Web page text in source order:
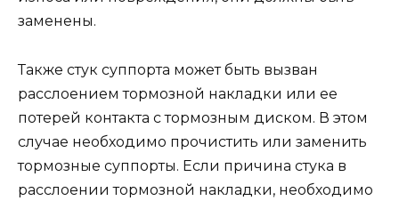
заменены.
Также стук суппорта может быть вызван
расслоением тормозной накладки или ее
потерей контакта с тормозным диском. В этом
случае необходимо прочистить или заменить
тормозные суппорты. Если причина стука в
расслоении тормозной накладки, необходимо